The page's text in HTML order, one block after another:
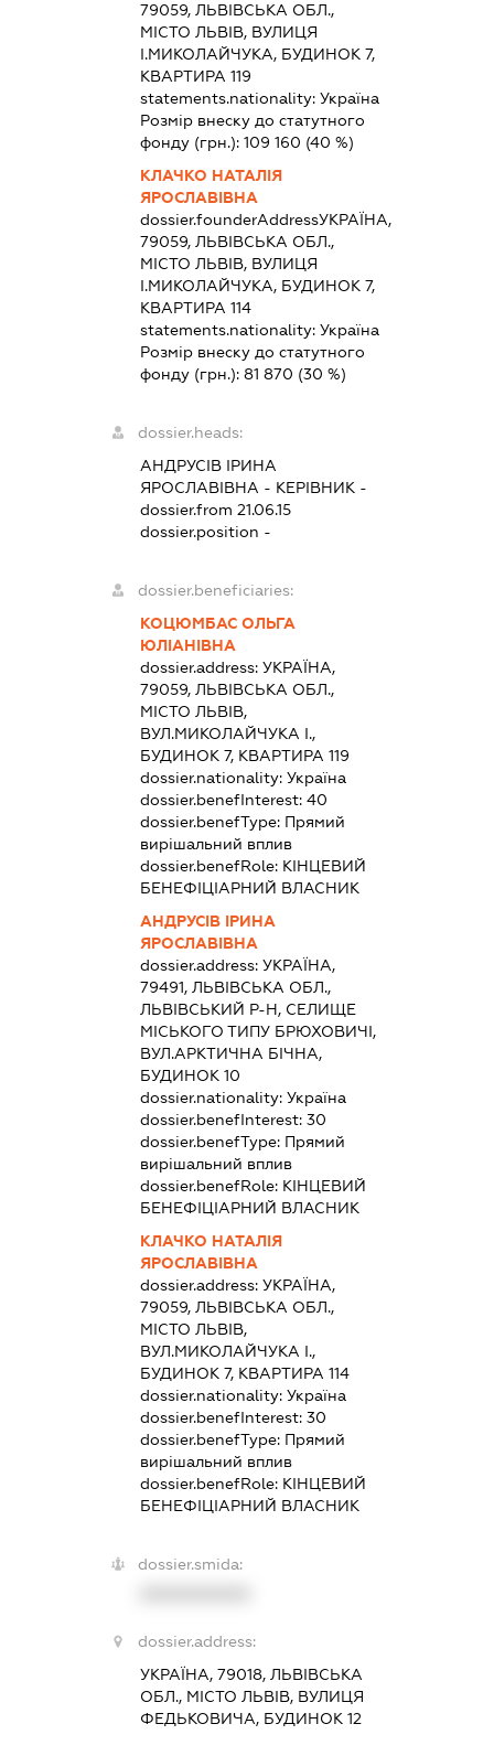
79059, ЛЬВІВСЬКА ОБЛ.,
МІСТО ЛЬВІВ, ВУЛИЦЯ
І.МИКОЛАЙЧУКА, БУДИНОК 7,
КВАРТИРА 119
statements.nationality:Україна
Розмір внеску до статутного
фонду (грн.):109 160 (40 %)
КЛАЧКО НАТАЛІЯ
ЯРОСЛАВІВНА
dossier.founderAddressУКРАЇНА,
79059, ЛЬВІВСЬКА ОБЛ.,
МІСТО ЛЬВІВ, ВУЛИЦЯ
І.МИКОЛАЙЧУКА, БУДИНОК 7,
КВАРТИРА 114
statements.nationality:Україна
Розмір внеску до статутного
фонду (грн.):81 870 (30 %)
dossier.heads:
АНДРУСІВ ІРИНА
ЯРОСЛАВІВНА - КЕРІВНИК -
dossier.from 21.06.15
dossier.position -
dossier.beneficiaries:
КОЦЮМБАС ОЛЬГА
ЮЛІАНІВНА
dossier.address:УКРАЇНА,
79059, ЛЬВІВСЬКА ОБЛ.,
МІСТО ЛЬВІВ,
ВУЛ.МИКОЛАЙЧУКА І.,
БУДИНОК 7, КВАРТИРА 119
dossier.nationality:Україна
dossier.benefInterest:40
dossier.benefType: Прямий
вирішальний вплив
dossier.benefRole: КІНЦЕВИЙ
БЕНЕФІЦІАРНИЙ ВЛАСНИК
АНДРУСІВ ІРИНА
ЯРОСЛАВІВНА
dossier.address:УКРАЇНА,
79491, ЛЬВІВСЬКА ОБЛ.,
ЛЬВІВСЬКИЙ Р-Н, СЕЛИЩЕ
МІСЬКОГО ТИПУ БРЮХОВИЧІ,
ВУЛ.АРКТИЧНА БІЧНА,
БУДИНОК 10
dossier.nationality:Україна
dossier.benefInterest:30
dossier.benefType: Прямий
вирішальний вплив
dossier.benefRole: КІНЦЕВИЙ
БЕНЕФІЦІАРНИЙ ВЛАСНИК
КЛАЧКО НАТАЛІЯ
ЯРОСЛАВІВНА
dossier.address:УКРАЇНА,
79059, ЛЬВІВСЬКА ОБЛ.,
МІСТО ЛЬВІВ,
ВУЛ.МИКОЛАЙЧУКА І.,
БУДИНОК 7, КВАРТИРА 114
dossier.nationality:Україна
dossier.benefInterest:30
dossier.benefType: Прямий
вирішальний вплив
dossier.benefRole: КІНЦЕВИЙ
БЕНЕФІЦІАРНИЙ ВЛАСНИК
dossier.smida:
dossier.address:
УКРАЇНА, 79018, ЛЬВІВСЬКА
ОБЛ., МІСТО ЛЬВІВ, ВУЛИЦЯ
ФЕДЬКОВИЧА, БУДИНОК 12